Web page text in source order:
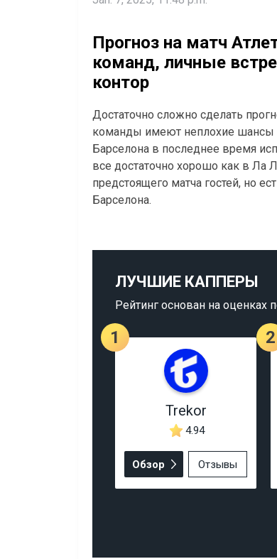
Прогноз на матч
команд, личные
контор
Достаточно сложно сделать
команды имеют неплохие шансы
Барселона в последнее время
все достаточно хорошо как в Ла
предстоящего матча гостей, но
Барселона.
ЛУЧШИЕ КАППЕРЫ
Рейтинг основан на оценках
1
Trekor
4.94
Обзор Отзывы
2